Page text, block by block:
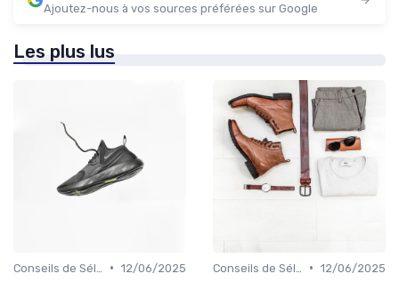
Ajoutez-nous à vos sources préférées sur Google
Les plus lus
• 12/06/2025
• 12/06/2025